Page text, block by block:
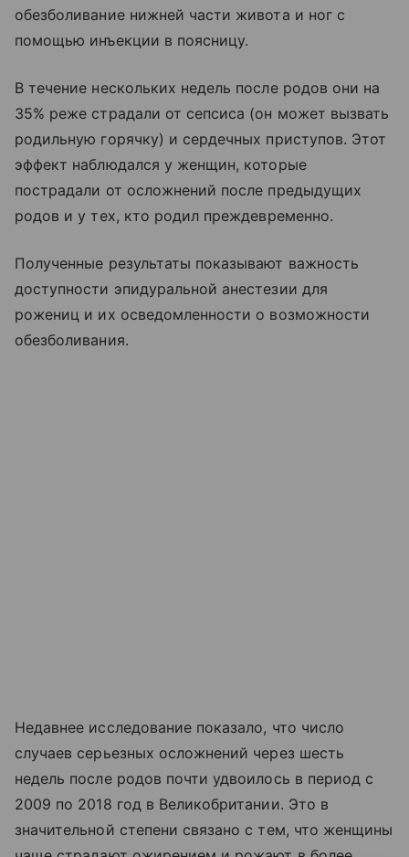
обезболивание нижней части живота и ног с
помощью инъекции в поясницу.
В течение нескольких недель после родов они на
35% реже страдали от сепсиса (он может вызвать
родильную горячку) и сердечных приступов. Этот
эффект наблюдался у женщин, которые
пострадали от осложнений после предыдущих
родов и у тех, кто родил преждевременно.
Полученные результаты показывают важность
доступности эпидуральной анестезии для
рожениц и их осведомленности о возможности
обезболивания.
Недавнее исследование показало, что число
случаев серьезных осложнений через шесть
недель после родов почти удвоилось в период с
2009 по 2018 год в Великобритании. Это в
значительной степени связано с тем, что женщины